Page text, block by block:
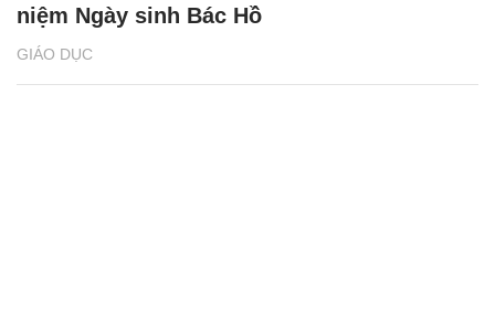
GIÁO DỤC
niệm Ngày sinh Bác Hồ